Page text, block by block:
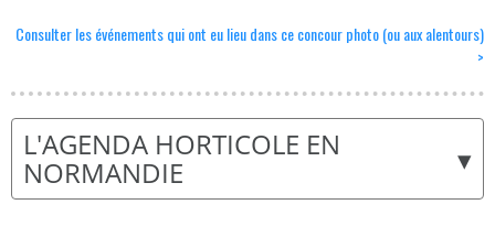
Consulter les événements qui ont eu lieu dans ce concour photo (ou aux alentours)
>
▾
L'AGENDA HORTICOLE EN
NORMANDIE